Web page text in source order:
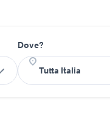
Dove?